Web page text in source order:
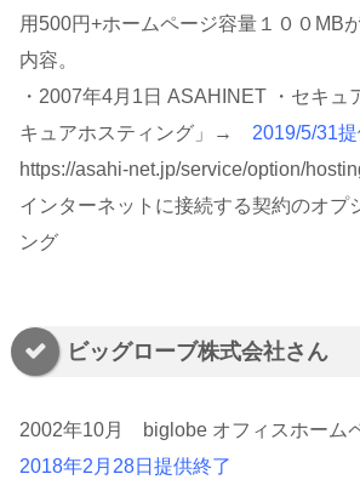
用500円+ホームページ容量１００MB
内容。
・2007年4月1日 ASAHINET ・セキュ
キュアホスティング」→ 2019/5/31
https://asahi-net.jp/service/option/
インターネットに接続する契約のオプ
ング
ビッグローブ株式会社さん
2002年10月 biglobe オフィスホー
2018年2月28日提供終了